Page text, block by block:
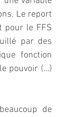
Le report
pour le FFS
par des
fonction
pouvoir (…)
de